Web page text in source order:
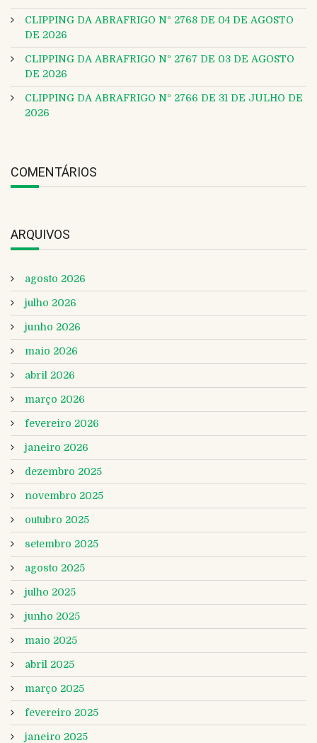
CLIPPING DA ABRAFRIGO Nº 2768 DE 04 DE AGOSTO
DE 2026
CLIPPING DA ABRAFRIGO Nº 2767 DE 03 DE AGOSTO
DE 2026
CLIPPING DA ABRAFRIGO Nº 2766 DE 31 DE JULHO DE
2026
COMENTÁRIOS
ARQUIVOS
agosto 2026
julho 2026
junho 2026
maio 2026
abril 2026
março 2026
fevereiro 2026
janeiro 2026
dezembro 2025
novembro 2025
outubro 2025
setembro 2025
agosto 2025
julho 2025
junho 2025
maio 2025
abril 2025
março 2025
fevereiro 2025
janeiro 2025